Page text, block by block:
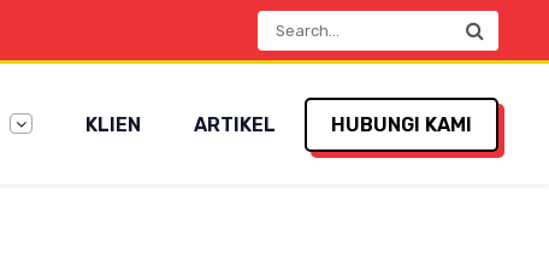
KLIEN ARTIKEL HUBUNGI KAMI